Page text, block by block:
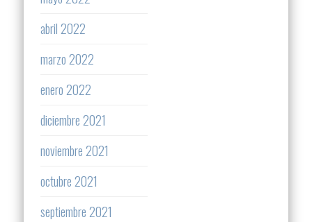
abril 2022
marzo 2022
enero 2022
diciembre 2021
noviembre 2021
octubre 2021
septiembre 2021